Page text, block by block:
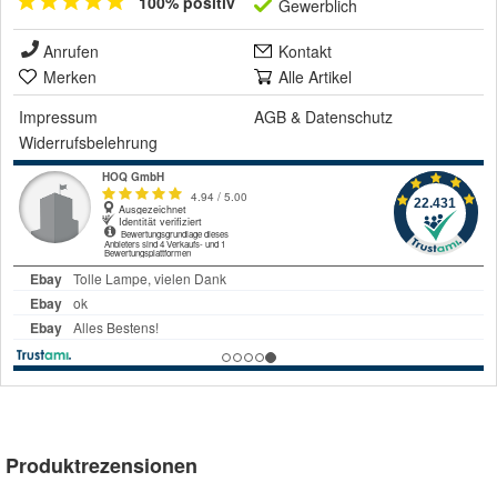
Gewerblich
Anrufen
Kontakt
Merken
Alle Artikel
Impressum
AGB & Datenschutz
Widerrufsbelehrung
Produktrezensionen